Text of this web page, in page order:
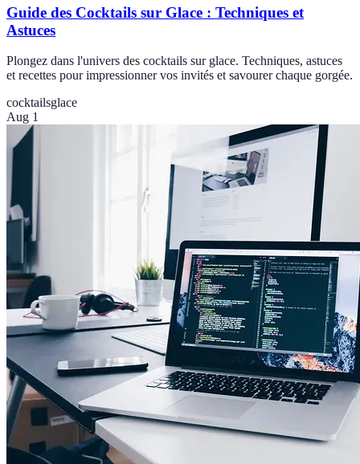
Guide des Cocktails sur Glace : Techniques et
Astuces
Plongez dans l'univers des cocktails sur glace. Techniques, astuces
et recettes pour impressionner vos invités et savourer chaque gorgée.
cocktailsglace
Aug 1